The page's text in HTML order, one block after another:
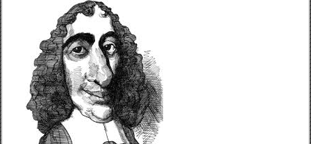
o
o
k
tir
e
g
ú
n
o
d
e
n
g
e
o